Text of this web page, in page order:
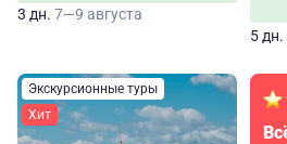
3 дн. 7—9 августа
5 дн.
Экскурсионные туры
Хит